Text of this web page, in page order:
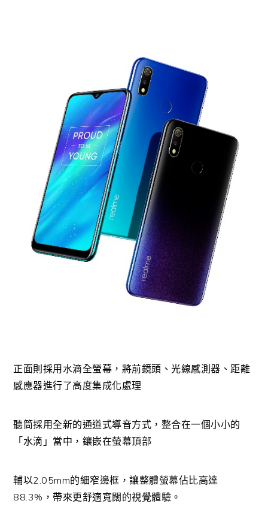
正面則採用水滴全螢幕，將前鏡頭、光線感測器、距離
感應器進行了高度集成化處理
聽筒採用全新的通道式導音方式，整合在一個小小的
「水滴」當中，鑲嵌在螢幕頂部
輔以2.05mm的細窄邊框，讓整體螢幕佔比高達
88.3% ，帶來更舒適寬闊的視覺體驗。